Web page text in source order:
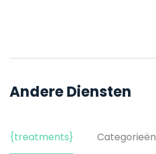
Andere Diensten
{treatments} Categorieën